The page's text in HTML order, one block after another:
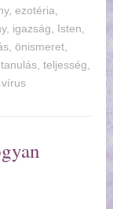
,ezotéria,
, igazság, Isten,
,önismeret,
tanulás,teljesség,
vírus